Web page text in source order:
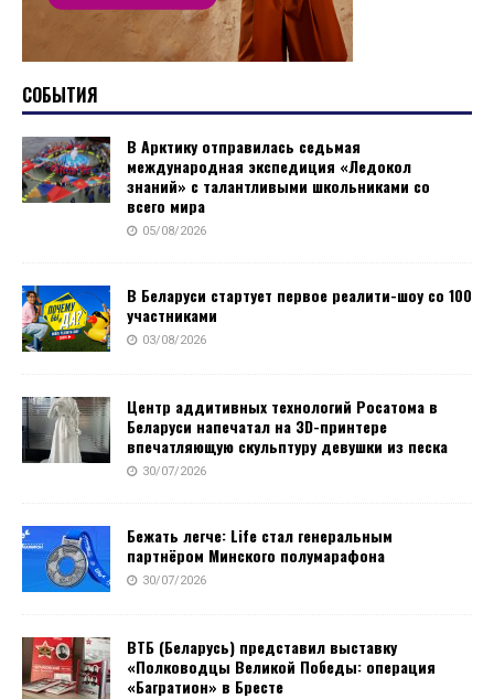
СОБЫТИЯ
В Арктику отправилась седьмая
международная экспедиция «Ледокол
знаний» с талантливыми школьниками со
всего мира
05/08/2026
В Беларуси стартует первое реалити-шоу со 100
участниками
03/08/2026
Центр аддитивных технологий Росатома в
Беларуси напечатал на 3D-принтере
впечатляющую скульптуру девушки из песка
30/07/2026
Бежать легче: Life стал генеральным
партнёром Минского полумарафона
30/07/2026
ВТБ (Беларусь) представил выставку
«Полководцы Великой Победы: операция
«Багратион» в Бресте